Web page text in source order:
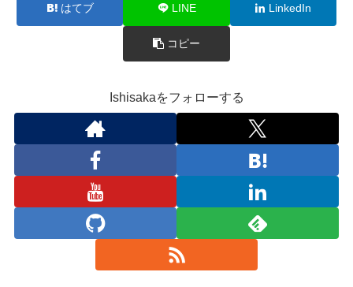
はてブ LINE LinkedIn
コピー
Ishisakaをフォローする